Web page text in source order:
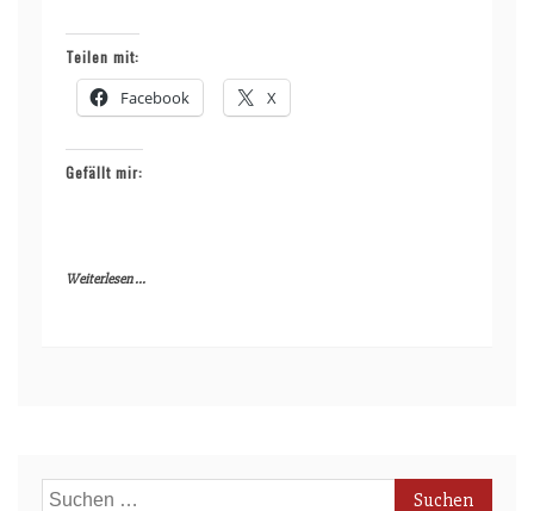
Teilen mit:
Facebook X
Gefällt mir:
Weiterlesen ...
Suchen